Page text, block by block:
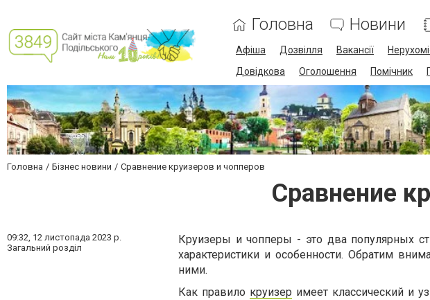
Головна Новини
Афіша Дозвілля Вакансії
Довідкова
Оголошення Помічник
Головна Бізнес новини Сравнение круизеров и чопперов
Сравнение
09:32, 12 листопада 2023 р.
Загальний розділ
Круизеры и чопперы - это два популярных
характеристики и особенности. Обратим
ними.
Как правило круизер имеет классический и